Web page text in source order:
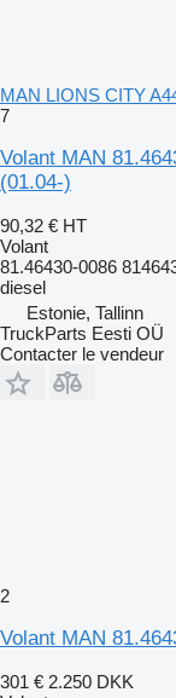
MAN LIONS CITY
7
Volant MAN
(01.04-)
90,32 € HT
Volant
81.46430-0086
diesel
Estonie, Tallinn
TruckParts Eesti OÜ
Contacter le vendeur
2
Volant MAN
301 € 2.250 DKK